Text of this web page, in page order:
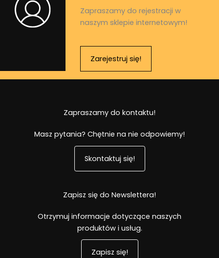
Zapraszamy do rejestracji w
naszym sklepie internetowym!
Zarejestruj się!
Zapraszamy do kontaktu!
Masz pytania? Chętnie na nie odpowiemy!
Skontaktuj się!
Zapisz się do Newslettera!
Otrzymuj informacje dotyczące naszych
produktów i usług.
Zapisz się!